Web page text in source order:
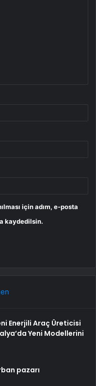
için adım, e-posta
kaydedilsin.
Enerjili Araç Üreticisi
Yeni Modellerini
pazarı